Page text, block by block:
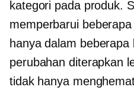
kategori pada produk.
memperbarui
hanya dalam
perubahan diterapkan
tidak hanya